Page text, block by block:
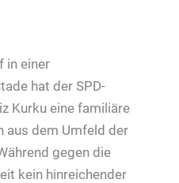
in einer
hat der SPD-
Kurku eine familiäre
aus dem Umfeld der
gegen die
kein hinreichender